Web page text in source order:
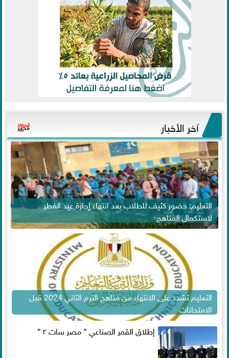
آخر الأخبار
التعليم: حضور كثيف للطلاب بعد انتهاء إجازة عيد الفطر
لاستكمال المناهج
التعليم تشدد على الانتهاء من مناهج الترم الثاني 2024 قبل
الامتحانات
إطلاق القمر الصناعي ” مصر سات ٢ ”